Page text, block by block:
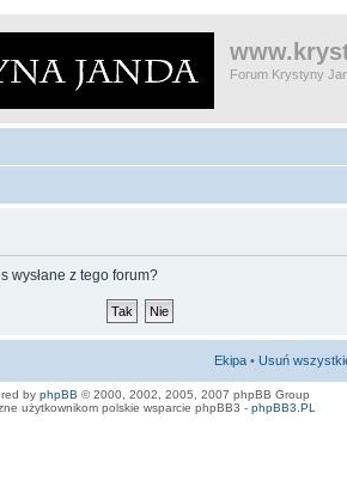
Forum Krystyny
wysłane z tego forum?
Ekipa • Usuń
by phpBB © 2000, 2002, 2005, 2007 phpBB Group
użytkownikom polskie wsparcie phpBB3 - phpBB3.PL